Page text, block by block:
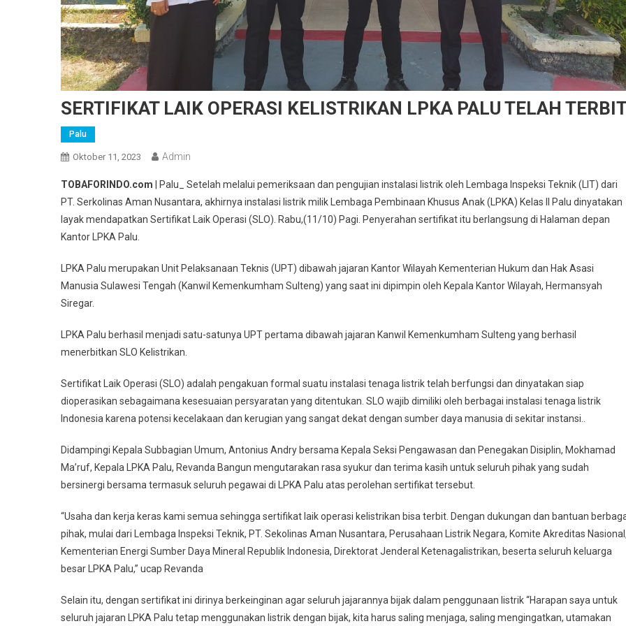
SERTIFIKAT LAIK OPERASI KELISTRIKAN LPKA PALU TELAH
Palu
Oktober 11, 2023 Admin
TOBAFORINDO.com | Palu_ Setelah melalui pemeriksaan dan pengujian instalasi listrik oleh Lembaga Inspeksi Teknik (LIT) dari
PT. Serkolinas Aman Nusantara, akhirnya instalasi listrik milik Lembaga Pembinaan Khusus Anak (LPKA) Kelas II Palu dinyatakan
layak mendapatkan Sertifikat Laik Operasi (SLO). Rabu,(11/10) Pagi. Penyerahan sertifikat itu berlangsung di Halaman depan
Kantor LPKA Palu.
LPKA Palu merupakan Unit Pelaksanaan Teknis (UPT) dibawah jajaran Kantor Wilayah Kementerian Hukum dan Hak Asasi
Manusia Sulawesi Tengah (Kanwil Kemenkumham Sulteng) yang saat ini dipimpin oleh Kepala Kantor Wilayah, Hermansyah
Siregar.
LPKA Palu berhasil menjadi satu-satunya UPT pertama dibawah jajaran Kanwil Kemenkumham Sulteng yang berhasil
menerbitkan SLO Kelistrikan.
Sertifikat Laik Operasi (SLO) adalah pengakuan formal suatu instalasi tenaga listrik telah berfungsi dan dinyatakan siap
dioperasikan sebagaimana kesesuaian persyaratan yang ditentukan. SLO wajib dimiliki oleh berbagai instalasi tenaga listrik
Indonesia karena potensi kecelakaan dan kerugian yang sangat dekat dengan sumber daya manusia di sekitar instansi..
Didampingi Kepala Subbagian Umum, Antonius Andry bersama Kepala Seksi Pengawasan dan Penegakan Disiplin, Mokhamad
Ma’ruf, Kepala LPKA Palu, Revanda Bangun mengutarakan rasa syukur dan terima kasih untuk seluruh pihak yang sudah
bersinergi bersama termasuk seluruh pegawai di LPKA Palu atas perolehan sertifikat tersebut.
“Usaha dan kerja keras kami semua sehingga sertifikat laik operasi kelistrikan bisa terbit. Dengan dukungan dan bantuan
pihak, mulai dari Lembaga Inspeksi Teknik, PT. Sekolinas Aman Nusantara, Perusahaan Listrik Negara, Komite Akreditas
Kementerian Energi Sumber Daya Mineral Republik Indonesia, Direktorat Jenderal Ketenagalistrikan, beserta seluruh keluarga
besar LPKA Palu,” ucap Revanda
Selain itu, dengan sertifikat ini dirinya berkeinginan agar seluruh jajarannya bijak dalam penggunaan listrik “Harapan saya untuk
seluruh jajaran LPKA Palu tetap menggunakan listrik dengan bijak, kita harus saling menjaga, saling mengingatkan, utamakan